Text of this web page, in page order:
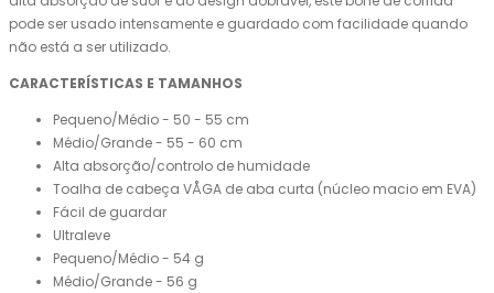
pode ser usado intensamente e guardado com facilidade quando
não está a ser utilizado.
CARACTERÍSTICAS E TAMANHOS
Pequeno/Médio - 50 - 55 cm
Médio/Grande - 55 - 60 cm
Alta absorção/controlo de humidade
Toalha de cabeça VÅGA de aba curta (núcleo macio em EVA)
Fácil de guardar
Ultraleve
Pequeno/Médio - 54 g
Médio/Grande - 56 g